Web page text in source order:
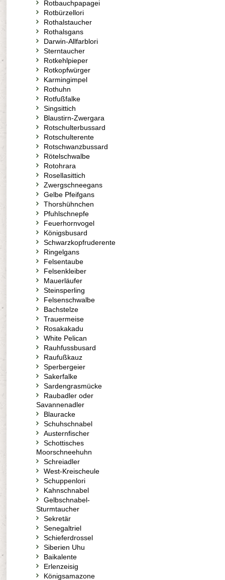
Rotbauchpapagei
Rotbürzellori
Rothalstaucher
Rothalsgans
Darwin-Allfarblori
Sterntaucher
Rotkehlpieper
Rotkopfwürger
Karmingimpel
Rothuhn
Rotfußfalke
Singsittich
Blaustirn-Zwergara
Rotschulterbussard
Rotschulterente
Rotschwanzbussard
Rötelschwalbe
Rotohrara
Rosellasittich
Zwergschneegans
Gelbe Pfeifgans
Thorshühnchen
Pfuhlschnepfe
Feuerhornvogel
Königsbusard
Schwarzkopfruderente
Ringelgans
Felsentaube
Felsenkleiber
Mauerläufer
Steinsperling
Felsenschwalbe
Bachstelze
Trauermeise
Rosakakadu
White Pelican
Rauhfussbusard
Raufußkauz
Sperbergeier
Sakerfalke
Sardengrasmücke
Raubadler oder
Savannenadler
Blauracke
Schuhschnabel
Austernfischer
Schottisches
Moorschneehuhn
Schreiadler
West-Kreischeule
Schuppenlori
Kahnschnabel
Gelbschnabel-
Sturmtaucher
Sekretär
Senegaltriel
Schieferdrossel
Siberien Uhu
Baikalente
Erlenzeisig
Königsamazone